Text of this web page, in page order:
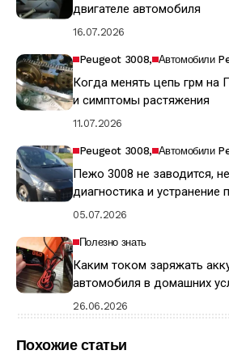
двигателе автомобиля
16.07.2026
Peugeot 3008 Автомобили
Когда менять цепь грм на
и симптомы растяжения
11.07.2026
Peugeot 3008 Автомобили
Пежо 3008 не заводится, не
диагностика и устранение
05.07.2026
Полезно знать
Каким током заряжать
автомобиля в домашних
26.06.2026
Похожие статьи